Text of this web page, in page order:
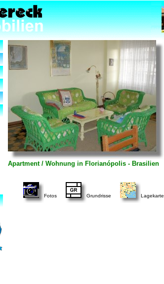
Fotos Grundrisse Lagekarte
Apartment / Wohnung in Florianópolis - Brasilien